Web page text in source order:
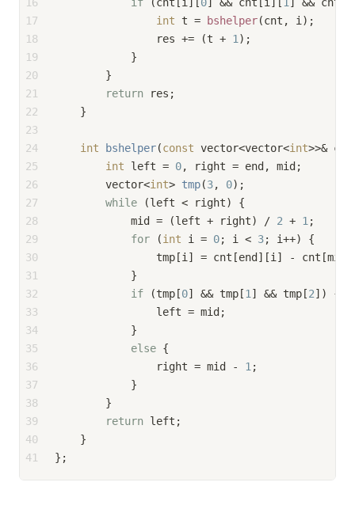
17
18
19
20
21
22
23
24
25
26
27
28
29
30
31
32
33
34
35
36
37
38
39
40
41
int t = bshelper(cnt, i);
                res += (t +
1 );
            }
        }
return res;
    }
int bshelper(const vector<vector<int>>&
int left = 0, right = end, mid;
vector<int> tmp(3, 0) ;
while (left < right) {
            mid = (left + right) /
2 + 1 ;
for (int i = 0; i < 3; i++) {
tmp[i] = cnt[end][i] -
            }
if (tmp[0] && tmp[1 ] && tmp[2]) {
                left = mid;
            }
else {
                right = mid -
1 ;
            }
        }
return left;
    }
};